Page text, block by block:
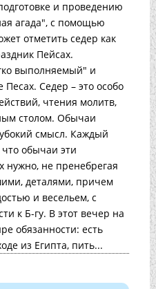
и проведению
агада", с помощью
отметить седер как
Пейсах.
выполняемый" и
Седер – это особо
чтения молитв,
столом. Обычаи
смысл. Каждый
обычаи эти
не пренебрегая
деталями, причем
и весельем, с
к Б-гу. В этот вечер на
обязанности: есть
из Египта, пить...